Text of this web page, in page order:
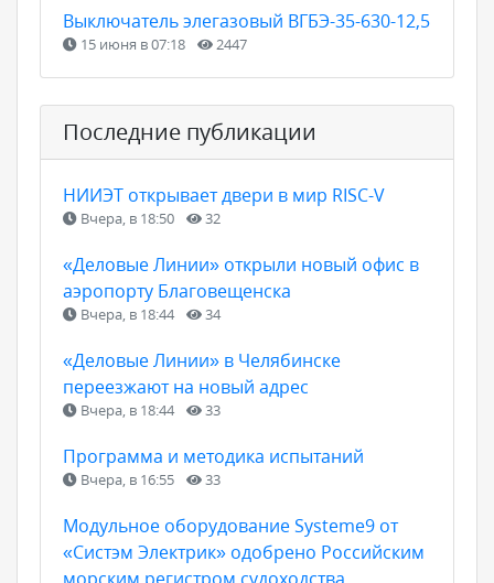
Выключатель элегазовый ВГБЭ-35-630-12,5
15 июня в 07:18 2447
Последние публикации
НИИЭТ открывает двери в мир RISC-V
Вчера, в 18:50 32
«Деловые Линии» открыли новый офис в
аэропорту Благовещенска
Вчера, в 18:44 34
«Деловые Линии» в Челябинске
переезжают на новый адрес
Вчера, в 18:44 33
Программа и методика испытаний
Вчера, в 16:55 33
Модульное оборудование Systeme9 от
«Систэм Электрик» одобрено Российским
морским регистром судоходства